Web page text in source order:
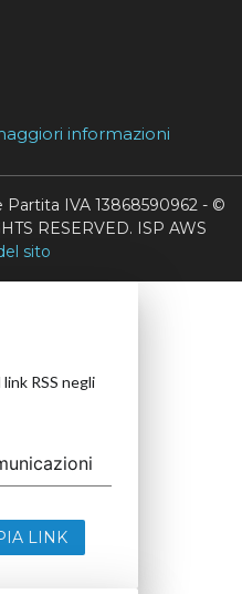
informazioni
IVA 13868590962 - ©
RESERVED. ISP AWS
sito
RSS negli
LINK